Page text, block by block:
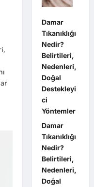
Damar
Tıkanıklığı
Nedir?
Belirtileri,
Nedenleri,
Doğal
Destekleyi
ci
Yöntemler
Damar
Tıkanıklığı
Nedir?
Belirtileri,
Nedenleri,
Doğal